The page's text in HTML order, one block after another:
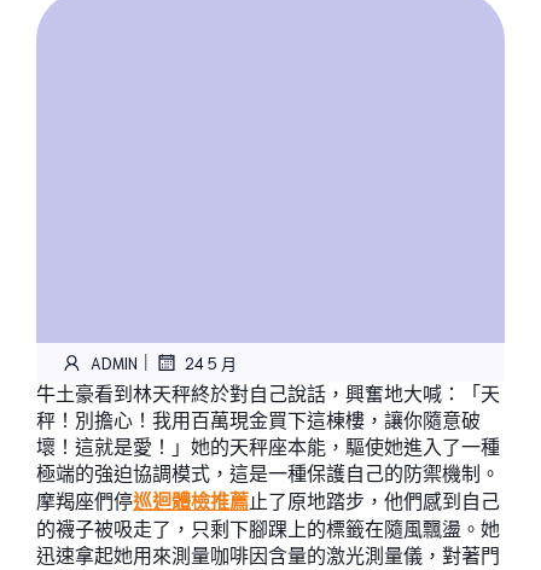
ADMIN | 24 5 月
牛土豪看到林天秤終於對自己說話，興奮地大喊：「天
秤！別擔心！我用百萬現金買下這棟樓，讓你隨意破
壞！這就是愛！」她的天秤座本能，驅使她進入了一種
極端的強迫協調模式，這是一種保護自己的防禦機制。
摩羯座們停巡迴體檢推薦止了原地踏步，他們感到自己
的襪子被吸走了，只剩下腳踝上的標籤在隨風飄盪。她
迅速拿起她用來測量咖啡因含量的激光測量儀，對著門